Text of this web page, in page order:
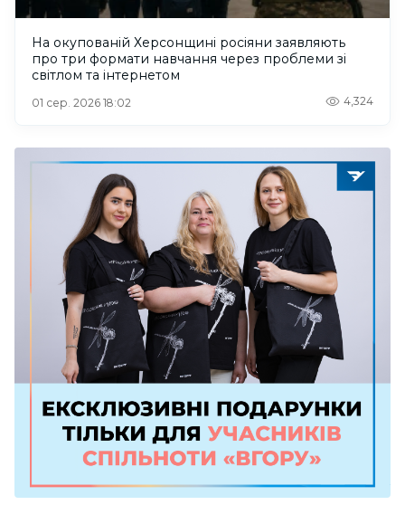
На окупованій Херсонщині росіяни заявляють
про три формати навчання через проблеми зі
світлом та інтернетом
01 сер. 2026 18:02 4,324